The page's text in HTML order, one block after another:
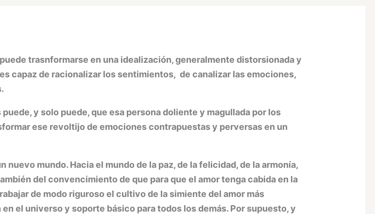
trasnformarse en una idealización, generalmente distorsionada y
capaz de racionalizar los sentimientos, de canalizar las emociones,
y solo puede, que esa persona doliente y magullada por los
ese revoltijo de emociones contrapuestas y perversas en un
mundo. Hacia el mundo de la paz, de la felicidad, de la armonía,
del convencimiento de que para que el amor tenga cabida en la
de modo riguroso el cultivo de la simiente del amor más
el universo y soporte básico para todos los demás. Por supuesto, y